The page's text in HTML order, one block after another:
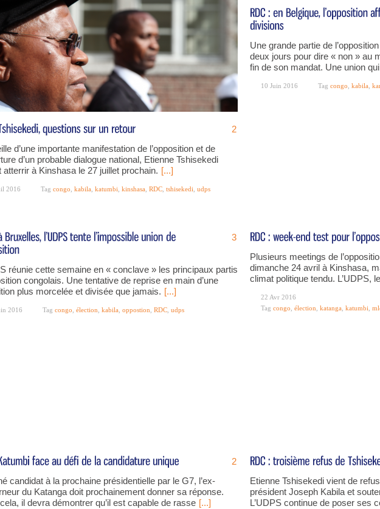
2
d’une importante manifestation de l’opposition et de
d’un probable dialogue national, Etienne Tshisekedi
atterrir à Kinshasa le 27 juillet prochain. [...]
2016 Tag congo kabila katumbi kinshasa RDC tshisekedi udps
Une grande partie de
deux jours pour dire « non » au
fin de son mandat. Une union
10 Juin 2016 Tag congo kabila
3
réunie cette semaine en « conclave » les principaux partis
congolais. Une tentative de reprise en main d’une
plus morcelée et divisée que jamais. [...]
2016 Tag congo élection kabila oppostion RDC udps
Plusieurs meetings de
dimanche 24 avril à Kinshasa,
climat politique tendu. L’UDPS,
22 Avr 2016
Tag congo élection katanga katumbi
2
candidat à la prochaine présidentielle par le G7, l’ex-
du Katanga doit prochainement donner sa réponse.
il devra démontrer qu’il est capable de rasse [...]
Etienne Tshisekedi vient de
président Joseph Kabila et
L’UDPS continue de poser ses